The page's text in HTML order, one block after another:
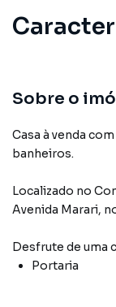
Sobre o
Casa à venda
banheiros.
Localizado no
Avenida Marari,
Desfrute de uma
Portaria